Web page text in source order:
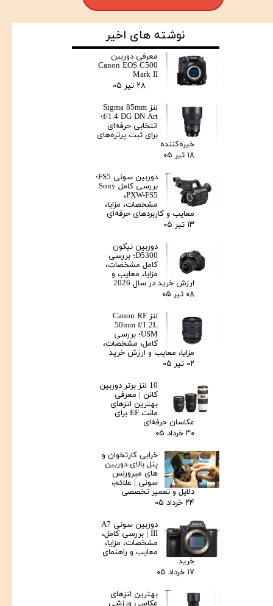
نوشته های اخیر
معرفی دوربین
Canon EOS C500
Mark II
۲۸ تیر ۰۵
لنز Sigma 85mm
f/1.4 DG DN Art؛
انتخابی حرفه‌ای
برای ثبت پرتره‌های
خیره‌کننده
۱۸ تیر ۰۵
دوربین سونی FS5؛
بررسی کامل Sony
PXW-FS5،
مشخصات، مزایا،
معایب و کاربردهای حرفه‌ای
۱۳ تیر ۰۵
دوربین نیکون
D5300؛ بررسی
کامل مشخصات،
مزایا، معایب و
ارزش خرید در سال 2026
۰۸ تیر ۰۵
لنز Canon RF
50mm f/1.2L
USM؛ بررسی
کامل، مشخصات،
مزایا، معایب و ارزش خرید
۰۲ تیر ۰۵
10 لنز برتر دوربین
کانن | معرفی
بهترین لنزهای
مانت EF برای
عکاسان حرفه‌ای
۳۰ خرداد ۰۵
خرابی کارتخوان و
پنل بالای دوربین‌
های میرورلس
سونی | علائم،
دلایل و تعمیر تخصصی
۲۴ خرداد ۰۵
دوربین سونی A7
III | بررسی کامل،
مشخصات، مزایا،
معایب و راهنمای
خرید
۱۷ خرداد ۰۵
بهترین لنزهای
عکاسی ورزشی